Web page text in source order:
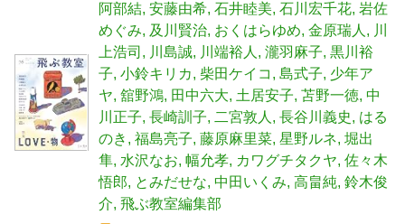
阿部結 安藤由希 石井睦美 石川宏千花 岩佐
めぐみ
及川賢治 おくはらゆめ 金原瑞人
川
上浩司
川島誠 川端裕人 瀧羽麻子 黒川裕
子 小鈴キリカ 柴田ケイコ 島式子 少年ア
ヤ 舘野鴻 田中六大 土居安子 苫野一徳 中
川正子 長崎訓子 二宮敦人 長谷川義史
はる
のき
福島亮子 藤原麻里菜 星野ルネ 堀出
隼 水沢なお 幅允孝 カワグチタクヤ 佐々木
悟郎
とみだせな 中田いくみ 高畠純 鈴木俊
介 飛ぶ教室編集部